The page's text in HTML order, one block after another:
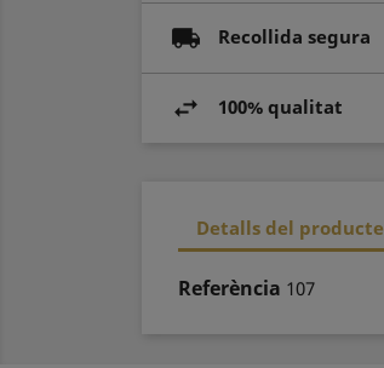
Recollida segura
100% qualitat
Detalls del producte
Referència 107